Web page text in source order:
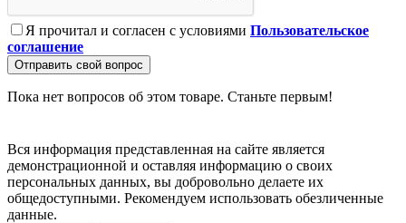
Я прочитал и согласен с условиями Пользовательское
соглашение
Отправить свой вопрос
Пока нет вопросов об этом товаре. Станьте первым!
Вся информация представленная на сайте является
демонстрационной и оставляя информацию о своих
персональных данных, вы добровольно делаете их
общедоступными. Рекомендуем использовать обезличенные
данные.